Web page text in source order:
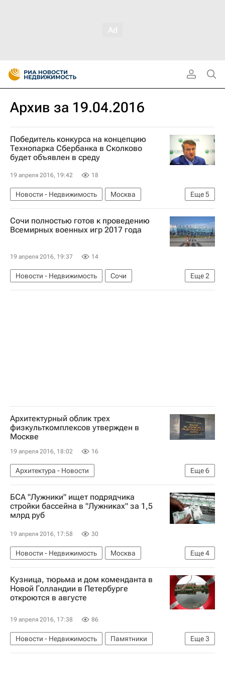
Архив за 19.04.2016
Победитель конкурса на концепцию
Технопарка Сбербанка в Сколково
будет объявлен в среду
19 апреля 2016, 19:42 18
Еще5
Новости - Недвижимость
Москва
Конкурсы
Сколково
Коммерческая недвижимость
Сочи полностью готов к проведению
Всемирных военных игр 2017 года
19 апреля 2016, 19:37 14
Еще2
Новости - Недвижимость
Сочи
Инфраструктура
Россия
Архитектурный облик трех
физкульткомплексов утвержден в
Москве
19 апреля 2016, 18:02 16
Еще6
Архитектура - Новости
Новости - Недвижимость
Москва
Москомархитектура
Архитектура
Спортивные объекты
БСА "Лужники" ищет подрядчика
стройки бассейна в "Лужниках" за 1,5
млрд руб
19 апреля 2016, 17:58 30
Еще4
Новости - Недвижимость
Москва
Строительство
Лужники
Госзакупки
Россия
Кузница, тюрьма и дом коменданта в
Новой Голландии в Петербурге
откроются в августе
19 апреля 2016, 17:38 86
Еще3
Новости - Недвижимость
Памятники
Санкт-Петербург
Городская среда Россия